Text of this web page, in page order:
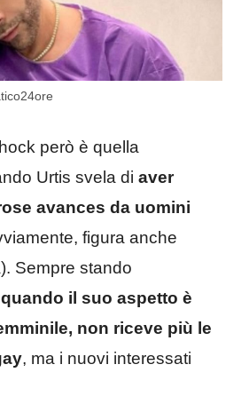
però è quella
Urtis svela di aver
avances da uomini
figura anche
Sempre stando
il suo aspetto è
non riceve più le
, ma i nuovi interessati